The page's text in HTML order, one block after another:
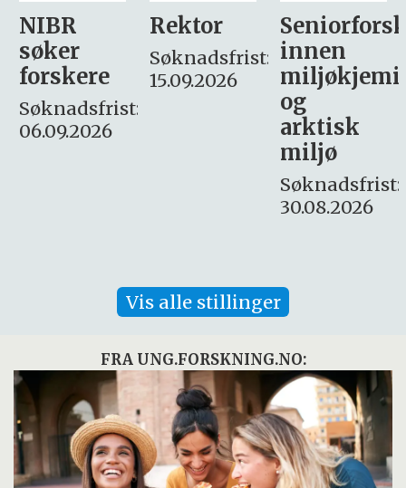
Rektor
Søknadsfrist:
15.09.2026
Seniorforsker
innen
miljøkjemi
søker
– fast
Søknadsfrist:
16. august.
Vis alle stillinger
FRA UNG.FORSKNING.NO: